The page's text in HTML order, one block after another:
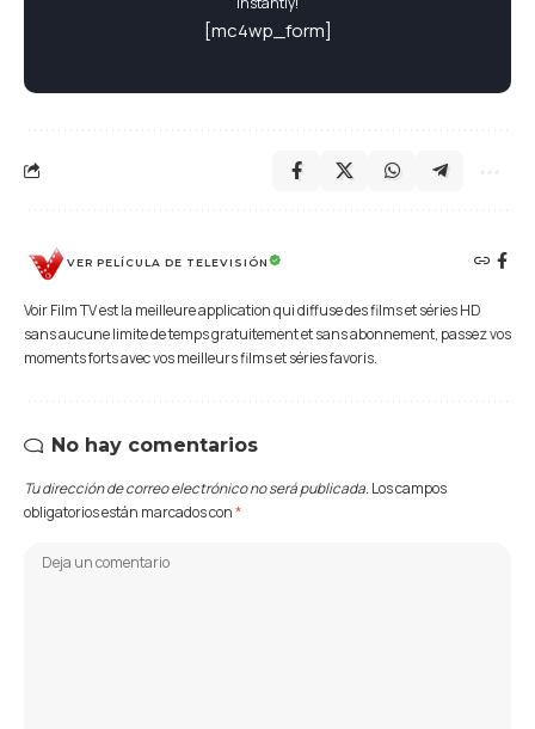
[mc4wp_form]
VER PELÍCULA DE TELEVISIÓN
Voir Film TV est la meilleure application qui diffuse des films et séries HD
sans aucune limite de temps gratuitement et sans abonnement, passez vos
moments forts avec vos meilleurs films et séries favoris.
No hay comentarios
Tu dirección de correo electrónico no será publicada.Los campos
obligatorios están marcados con*